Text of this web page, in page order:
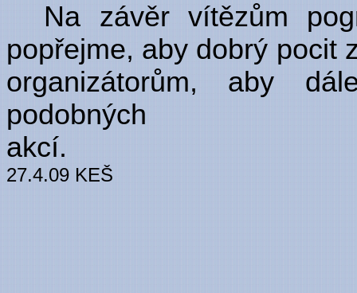
Na závěr vítězům
popřejme, aby dobrý pocit
organizátorům, aby
podobných
27.4.09 KEŠ